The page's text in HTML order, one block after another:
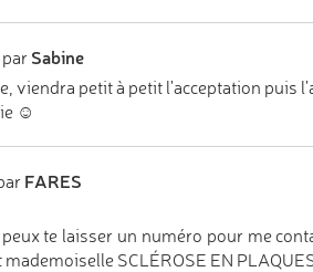
Sabine
viendra petit à petit l'acceptation puis
☺
FARES
te laisser un numéro pour me
SCLÉROSE EN